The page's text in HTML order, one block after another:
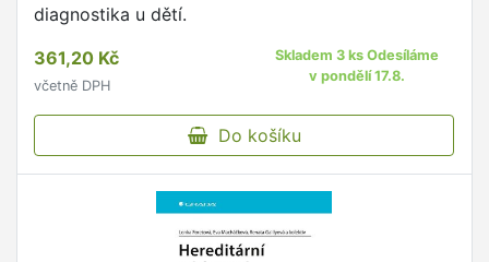
diagnostika u dětí.
361,20 Kč
včetně DPH
Skladem 3 ks Odesíláme
v pondělí 17.8.
Do košíku